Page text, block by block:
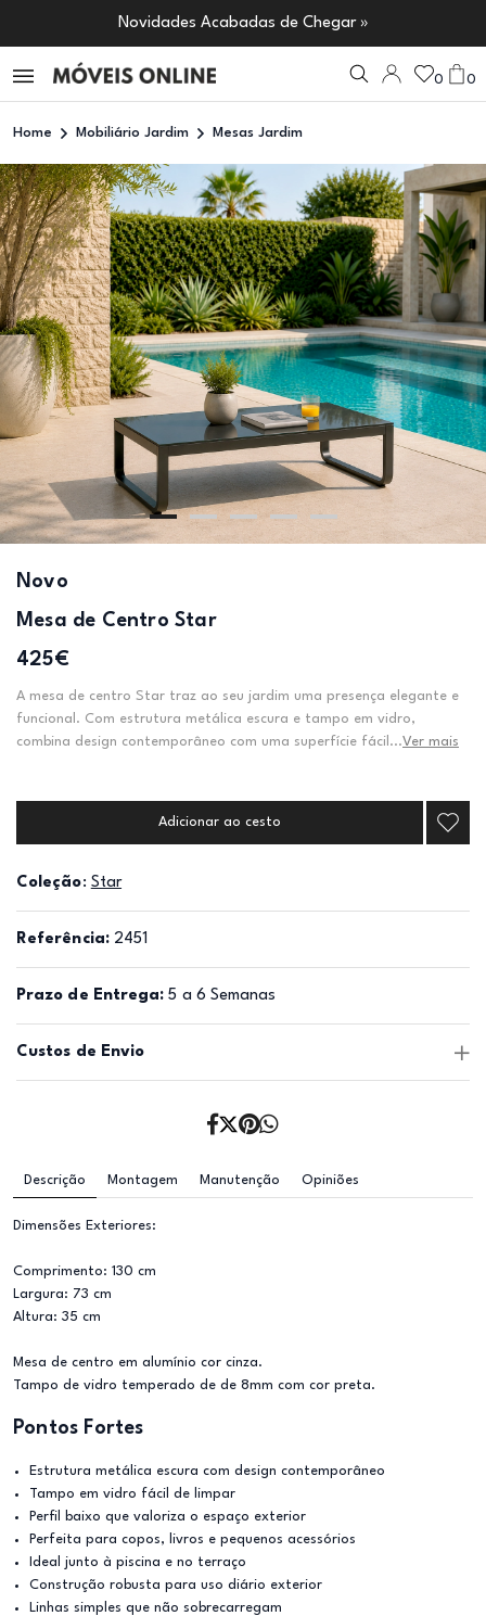
Novidades Acabadas de Chegar »
0 0
Home Mobiliário Jardim Mesas Jardim
Novo
Mesa de Centro Star
425€
A mesa de centro Star traz ao seu jardim uma presença elegante e
funcional. Com estrutura metálica escura e tampo em vidro,
combina design contemporâneo com uma superfície fácil...Ver mais
Adicionar ao cesto
Coleção: Star
Referência: 2451
Prazo de Entrega: 5 a 6 Semanas
Custos de Envio
Descrição Montagem Manutenção Opiniões
Dimensões Exteriores:
Comprimento: 130 cm
Largura: 73 cm
Altura: 35 cm
Mesa de centro em alumínio cor cinza.
Tampo de vidro temperado de de 8mm com cor preta.
Pontos Fortes
Estrutura metálica escura com design contemporâneo
Tampo em vidro fácil de limpar
Perfil baixo que valoriza o espaço exterior
Perfeita para copos, livros e pequenos acessórios
Ideal junto à piscina e no terraço
Construção robusta para uso diário exterior
Linhas simples que não sobrecarregam